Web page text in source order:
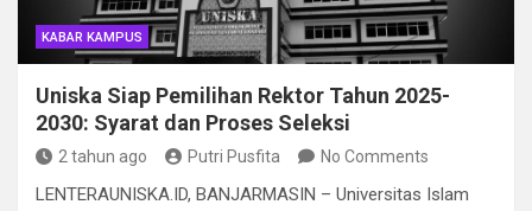
KABAR KAMPUS
Uniska Siap Pemilihan Rektor Tahun 2025-
2030: Syarat dan Proses Seleksi
2 tahun ago Putri Pusfita No Comments
LENTERAUNISKA.ID, BANJARMASIN – Universitas Islam